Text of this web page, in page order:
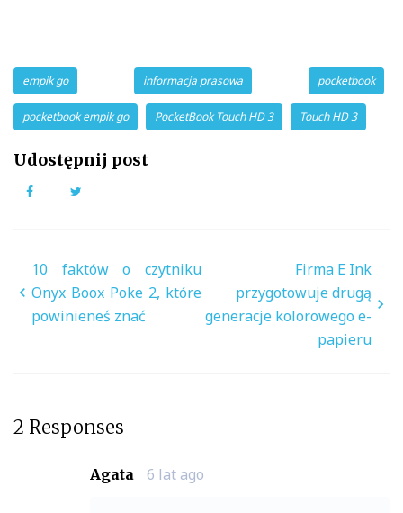
empik go informacja prasowa pocketbook
pocketbook empik go PocketBook Touch HD 3 Touch HD 3
Udostępnij post
Facebook
Nawigacja
wpisu
10 faktów o czytniku
Onyx Boox Poke 2, które
powinieneś znać
Firma E Ink
przygotowuje drugą
generacje kolorowego e-
papieru
2 Responses
Agata 6 lat ago